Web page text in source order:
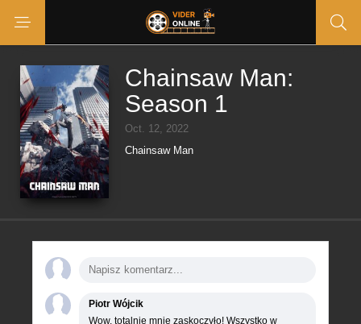
Chainsaw Man:
Season 1
Oct. 12, 2022
Chainsaw Man
Piotr Wójcik
Wow, totalnie mnie zaskoczyło! Wszystko w